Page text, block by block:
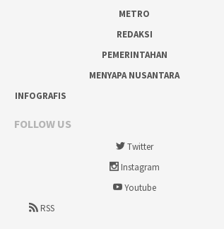
METRO
REDAKSI
PEMERINTAHAN
MENYAPA NUSANTARA
INFOGRAFIS
FOLLOW US
Twitter
Instagram
Youtube
RSS